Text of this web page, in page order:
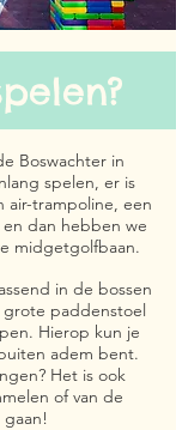
Boswachter in
spelen, er is
air-trampoline, een
dan hebben we
midgetgolfbaan.
in de bossen
paddenstoel
Hierop kun je
adem bent.
Het is ook
of van de
gaan!